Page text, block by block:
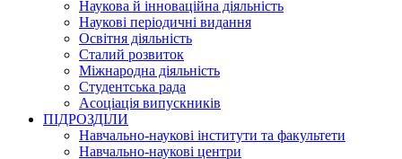
Наукова й інноваційна діяльність
Наукові періодичні видання
Освітня діяльність
Сталий розвиток
Міжнародна діяльність
Студентська рада
Асоціація випускників
ПІДРОЗДІЛИ
Навчально-наукові інститути та факультети
Навчально-наукові центри